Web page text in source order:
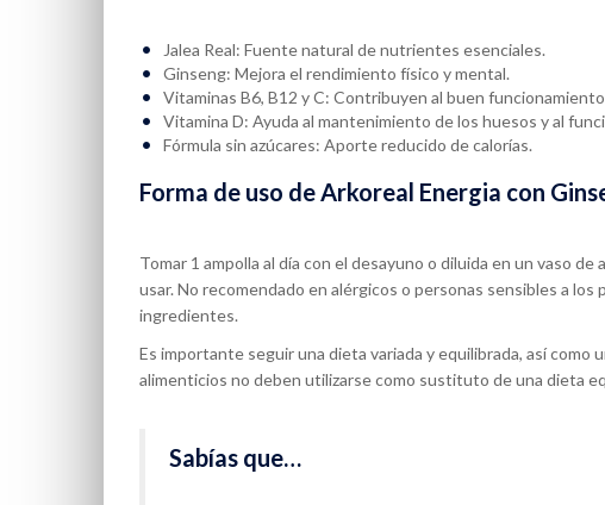
Jalea Real: Fuente natural de nutrientes esenciales.
Ginseng: Mejora el rendimiento físico y mental.
Vitaminas B6, B12 y C: Contribuyen al buen
Vitamina D: Ayuda al mantenimiento de los huesos y al
Fórmula sin azúcares: Aporte reducido de calorías.
Forma de uso de Arkoreal Energia con
Tomar 1 ampolla al día con el desayuno o diluida en un vaso
usar. No recomendado en alérgicos o personas sensibles a los
ingredientes.
Es importante seguir una dieta variada y equilibrada, así como
alimenticios no deben utilizarse como sustituto de una dieta
Sabías que…